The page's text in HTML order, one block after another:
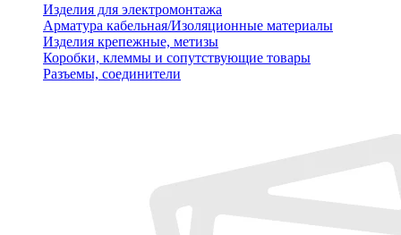
Изделия для электромонтажа
Арматура кабельная/Изоляционные материалы
Изделия крепежные, метизы
Коробки, клеммы и сопутствующие товары
Разъемы, соединители